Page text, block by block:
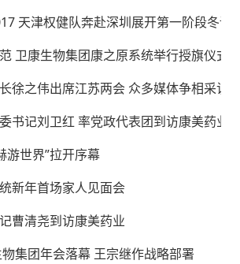
天津权健队奔赴深圳展开第一阶段冬训
卫康生物集团康之原系统举行授旗仪式
徐之伟出席江苏两会 众多媒体争相采访
书记刘卫红 率党政代表团到访康美药业
游世界”拉开序幕
新年首场家人见面会
曹清尧到访康美药业
集团年会落幕 王宗继作战略部署